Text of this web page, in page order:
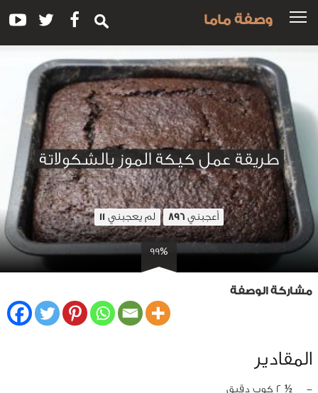
وصفة ماما
طريقة عمل كيكة الموز بالشكولاتة
أعجبني 896 لم يعجبني 11
99%
مشاركة الوصفة
المقادير
‏-
½ 2 كوب دقيق